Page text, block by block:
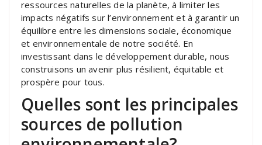
ressources naturelles de la planète, à limiter les
impacts négatifs sur l’environnement et à garantir un
équilibre entre les dimensions sociale, économique
et environnementale de notre société. En
investissant dans le développement durable, nous
construisons un avenir plus résilient, équitable et
prospère pour tous.
Quelles sont les principales
sources de pollution